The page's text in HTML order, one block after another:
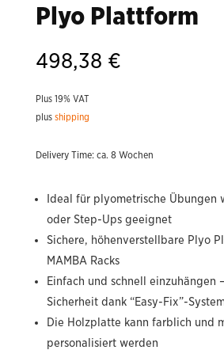
Plyo Plattform
498,38 €
Plus 19% VAT
plus shipping
Delivery Time: ca. 8 Wochen
Ideal für plyometrische Übungen
oder Step-Ups geeignet
Sichere, höhenverstellbare Plyo
MAMBA Racks
Einfach und schnell einzuhängen
Sicherheit dank “Easy-Fix”-
Die Holzplatte kann farblich und
personalisiert werden